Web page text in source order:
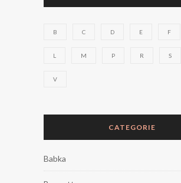
B C D E F
L M P R S
V
CATEGORIE
Babka